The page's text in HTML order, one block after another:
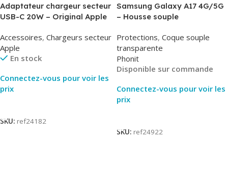
Adaptateur chargeur secteur
USB-C 20W – Original Apple
Accessoires, Chargeurs secteur
Apple
En stock
Connectez-vous pour voir les
prix
SKU: ref24182
Samsung Galaxy A17 4G/5G
– Housse souple
Protections, Coque souple
transparente
Phonit
Disponible sur commande
Connectez-vous pour voir les
prix
SKU: ref24922